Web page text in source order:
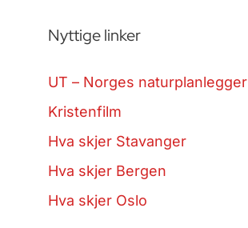
Nyttige linker
UT – Norges naturplanlegger
Kristenfilm
Hva skjer Stavanger
Hva skjer Bergen
Hva skjer Oslo